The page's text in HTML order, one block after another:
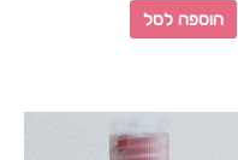
הוספה לסל